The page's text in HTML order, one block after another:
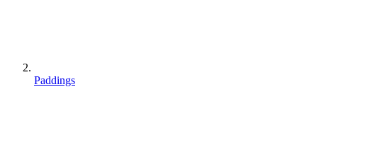
Paddings